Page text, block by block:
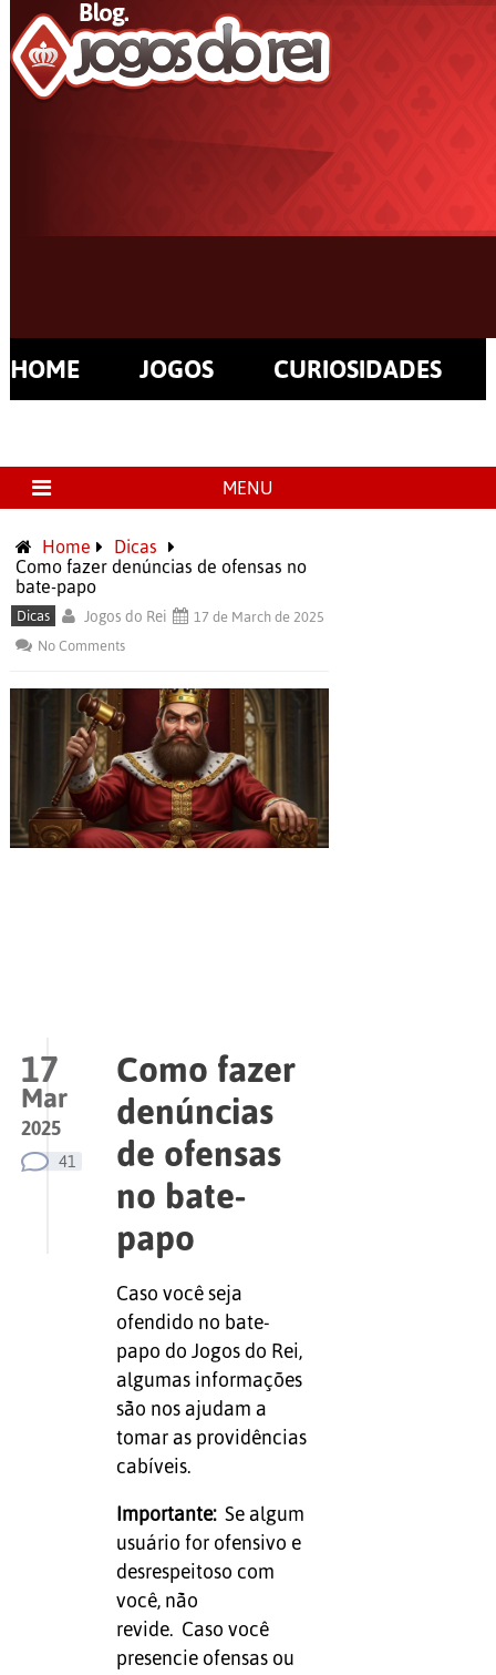
HOME JOGOS CURIOSIDADES
MENU
Home
Dicas
Como fazer denúncias de ofensas no
bate-papo
Dicas Jogos do Rei
17 de March de 2025
No Comments
17
Mar
2025
41
Como fazer
denúncias
de ofensas
no bate-
papo
Caso você seja
ofendido no bate-
papo do Jogos do Rei,
algumas informações
são nos ajudam a
tomar as providências
cabíveis.
Importante:Se algum
usuário for ofensivo e
desrespeitoso com
você, não
revide. Caso você
presencie ofensas ou